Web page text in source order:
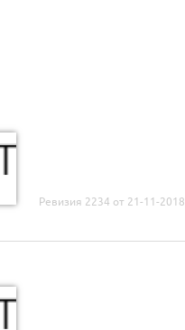
Ревизия 2234 от 21-11-2018